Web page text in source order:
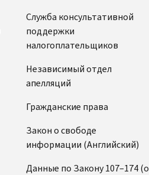
Служба консультативной
поддержки
налогоплательщиков
Независимый отдел
апелляций
Гражданские права
Закон о свободе
информации (Английский)
Данные по Закону 107–174 (о